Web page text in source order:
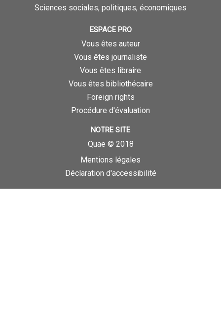
Sciences sociales, politiques, économiques
ESPACE PRO
Vous êtes auteur
Vous êtes journaliste
Vous êtes libraire
Vous êtes bibliothécaire
Foreign rights
Procédure d'évaluation
NOTRE SITE
Quae © 2018
Mentions légales
Déclaration d'accessibilité